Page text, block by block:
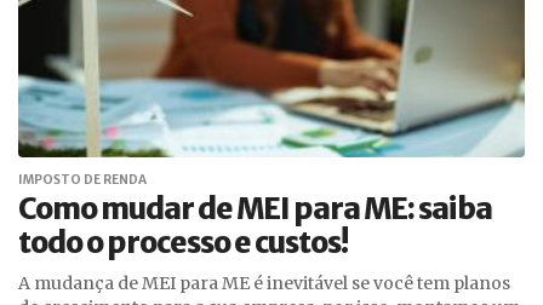
IMPOSTO DE RENDA
Como mudar de MEI para ME: saiba
todo o processo e custos!
A mudança de MEI para ME é inevitável se você tem planos